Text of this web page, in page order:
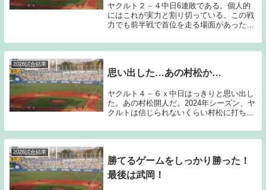
ヤクルト２－４中日6連敗である。個人的
にはこれが実力と割り切っている。この戦
力でも前半戦で首位を走る場面があったと
陣の手腕と選手との信頼関係によってもた
らされたものだと思っている。今日のゲー
2026試合結果
思い出した…あの村松か…
ヤクルト４－６ｘ中日はっきりと思い出し
た。あの村松開人だ。2024年シーズン、ヤ
クルトは信じられないくらい村松に打ち込
思議なくらい打ちまくられたのである。昨
シーズンはそこまで打ち込まれることもな
2026試合結果
勝てるゲームをしっかり勝った！
最後は武岡！